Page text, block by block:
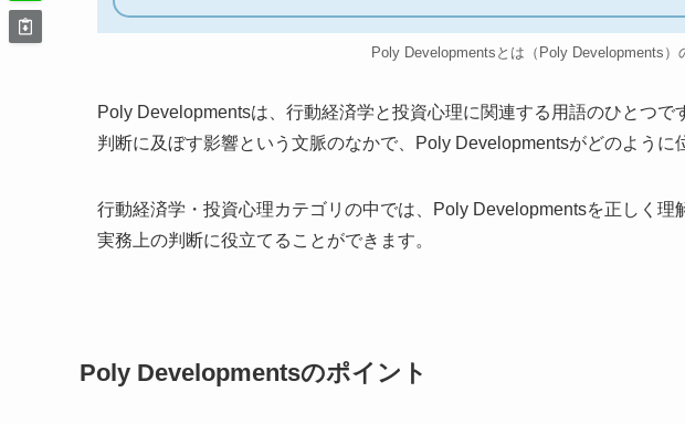
Poly Developmentsとは（Poly Developments）
Poly Developmentsは、行動経済学と投資心理に関連する用語のひとつ
判断に及ぼす影響という文脈のなかで、Poly Developmentsがどのように
行動経済学・投資心理カテゴリの中では、Poly Developmentsを正しく
実務上の判断に役立てることができます。
Poly Developmentsのポイント